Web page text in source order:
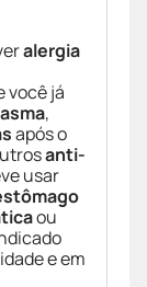
alergia
você já
asma,
após o
anti-
usar
ou
e em